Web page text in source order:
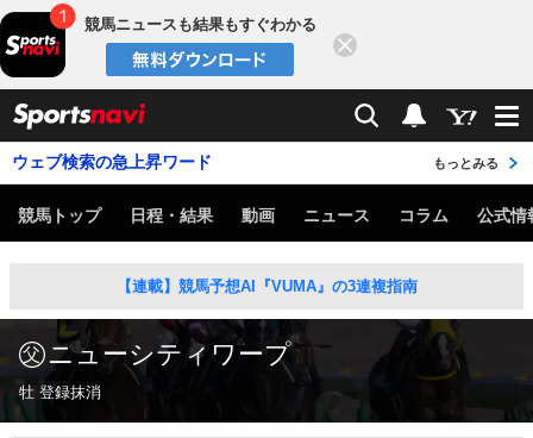
競馬ニュースも結果もすぐわかる
検索 通知
ウェブ検索の急上昇ワード もっとみる
競馬トップ 日程・結果 動画 ニュース コラム 公式情
【連載】競馬予想AI『VUMA』の3連複指南
ニューシティワープ
牡 登録抹消